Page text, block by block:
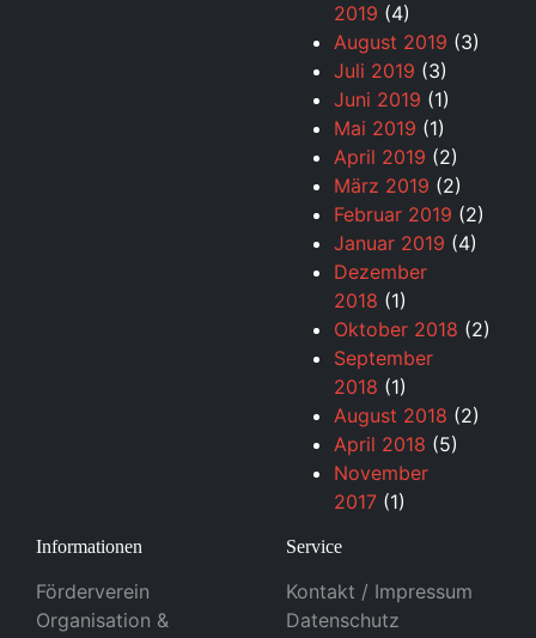
2019 (4)
August 2019 (3)
Juli 2019 (3)
Juni 2019 (1)
Mai 2019 (1)
April 2019 (2)
März 2019 (2)
Februar 2019 (2)
Januar 2019 (4)
Dezember
2018 (1)
Oktober 2018 (2)
September
2018 (1)
August 2018 (2)
April 2018 (5)
November
2017 (1)
Informationen
Förderverein
Organisation &
Service
Kontakt / Impressum
Datenschutz